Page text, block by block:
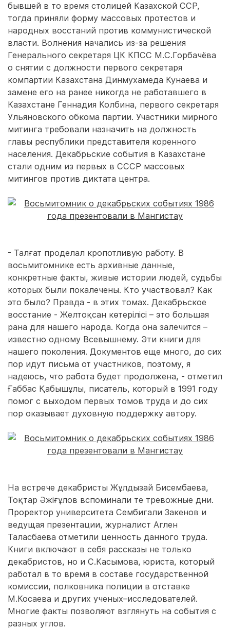
бывшей в то время столицей Казахской ССР,
тогда приняли форму массовых протестов и
народных восстаний против коммунистической
власти. Волнения начались из-за решения
Генерального секретаря ЦК КПСС М.С.Горбачёва
о снятии с должности первого секретаря
компартии Казахстана Динмухамеда Кунаева и
замене его на ранее никогда не работавшего в
Казахстане Геннадия Колбина, первого секретаря
Ульяновского обкома партии. Участники мирного
митинга требовали назначить на должность
главы республики представителя коренного
населения. Декабрьские события в Казахстане
стали одним из первых в СССР массовых
митингов против диктата центра.
- Талғат проделал кропотливую работу. В
восьмитомнике есть архивные данные,
конкретные факты, живые истории людей, судьбы
которых были покалечены. Кто участвовал? Как
это было? Правда - в этих томах. Декабрьское
восстание - Желтоқсан көтерілісі – это большая
рана для нашего народа. Когда она залечится –
известно одному Всевышнему. Эти книги для
нашего поколения. Документов еще много, до сих
пор идут письма от участников, поэтому, я
надеюсь, что работа будет продолжена, - отметил
Ғаббас Қабышұлы, писатель, который в 1991 году
помог с выходом первых томов труда и до сих
пор оказывает духовную поддержку автору.
На встрече декабристы Жұлдызай Бисембаева,
Тоқтар Әжіғұлов вспоминали те тревожные дни.
Проректор университета Сембигали Закенов и
ведущая презентации, журналист Аглен
Таласбаева отметили ценность данного труда.
Книги включают в себя рассказы не только
декабристов, но и С.Касымова, юриста, который
работал в то время в составе государственной
комиссии, полковника полиции в отставке
М.Косаева и других ученых–исследователей.
Многие факты позволяют взглянуть на события с
разных углов.